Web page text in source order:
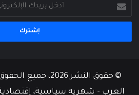
بريدك
الإلكتروني
© حقوق النشر 2026،
العرب – شهرية سياسية،